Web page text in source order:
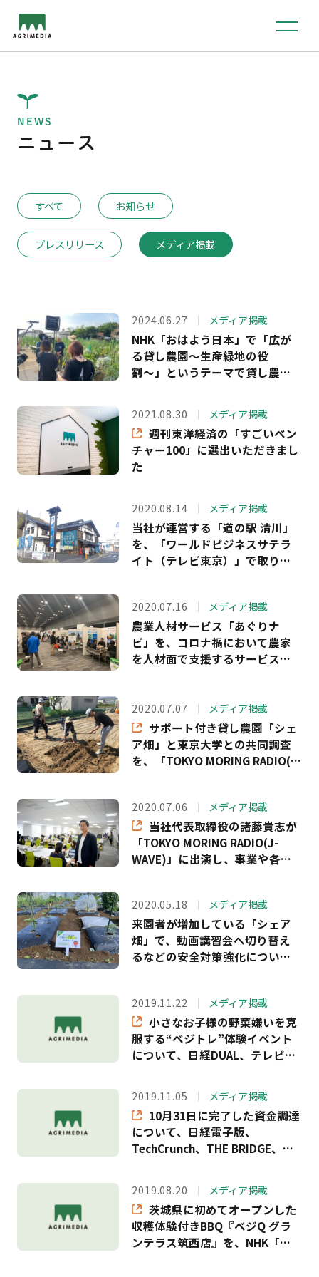
NEWS
ニュース
すべて お知らせ
プレスリリース メディア掲載
2024.06.27 メディア掲載
NHK「おはよう日本」で「広が
る貸し農園〜生産緑地の役
割〜」というテーマで貸し農園
2021.08.30 メディア掲載
週刊東洋経済の「すごいベン
チャー100」に選出いただきまし
た
2020.08.14 メディア掲載
当社が運営する「道の駅 清川」
を、「ワールドビジネスサテラ
イト（テレビ東京）」で取り上
2020.07.16 メディア掲載
農業人材サービス「あぐりナ
ビ」を、コロナ禍において農家
を人材面で支援するサービスと
業新聞」「農村ニュース」で取
り上げていただきました
2020.07.07 メディア掲載
サポート付き貸し農園「シェ
ア畑」と東京大学との共同調査
を、「TOKYO MORING RADIO(J-
きました
2020.07.06 メディア掲載
当社代表取締役の諸藤貴志が
「TOKYO MORING RADIO(J-
WAVE)」に出演し、事業や各サ
2020.05.18 メディア掲載
来園者が増加している「シェア
畑」で、動画講習会へ切り替え
るなどの安全対策強化につい
2019.11.22 メディア掲載
小さなお子様の野菜嫌いを克
服する“ベジトレ”体験イベント
について、日経DUAL、テレビ神
WEB、ReseMom等でご紹介いた
だきました。
2019.11.05 メディア掲載
10月31日に完了した資金調達
について、日経電子版、
TechCrunch、THE BRIDGE、
ど、多数のメディアでご紹介い
ただきました
2019.08.20 メディア掲載
茨城県に初めてオープンした
収穫体験付きBBQ『ベジQ グラ
ンテラス筑西店』を、NHK「い